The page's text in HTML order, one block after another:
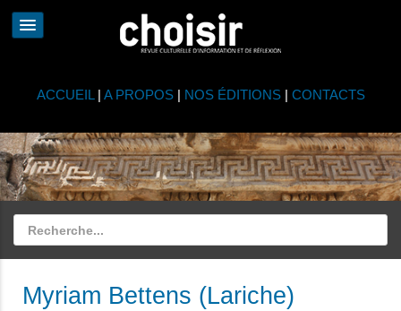
ACCUEIL | A PROPOS| NOS ÉDITIONS| CONTACTS
Myriam Bettens (Lariche)